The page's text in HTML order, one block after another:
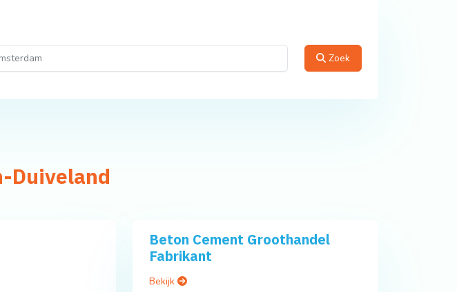
Zoek
Duiveland
Beton Cement Groothandel
Fabrikant
Bekijk